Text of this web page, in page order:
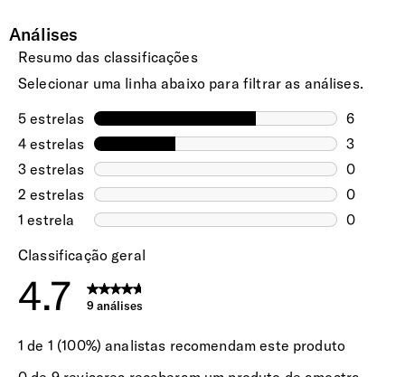
Exterior e Interior
Pelo menos, 95% do peso do forro interior é feito com
plástico PET reciclado.
EXTERIOR
Material
Produzida através da técnica Flowlite™, que permite um
e ainda mais resistente
uma notificação via email.
Expresso Aéreo
(6 a 10 dias úteis)
30.00€
Selecione este método para entrega rápida
nas Ilhas dos Açores e Madeira. A sua
encomenda será expedida via aérea e tem
um tempo estimado de entrega entre 6 a 10
dias úteis.
Encomendas pagas até às 15h têm previsão
de expedição no mesmo dia útil. Após esta